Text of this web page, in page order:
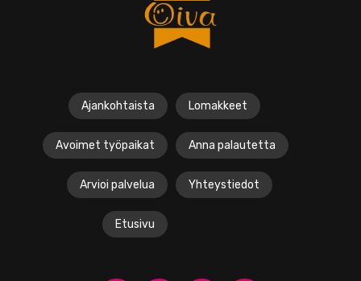
Ajankohtaista Lomakkeet
Avoimet työpaikat Anna palautetta
Arvioi palvelua Yhteystiedot
Etusivu